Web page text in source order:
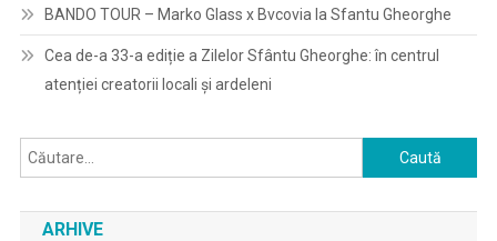
BANDO TOUR – Marko Glass x Bvcovia la Sfantu Gheorghe
Cea de-a 33-a ediție a Zilelor Sfântu Gheorghe: în centrul
atenției creatorii locali și ardeleni
Caută
după:
ARHIVE